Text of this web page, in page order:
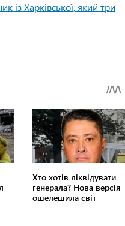
із Харківської, який три